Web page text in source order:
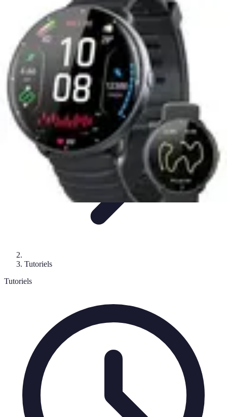
Tutoriel Programmation
Qualité de Code Développement Mobile Langages de
ProgrammationTendances
Tutoriel Programmation
Tutoriels
Tutoriels